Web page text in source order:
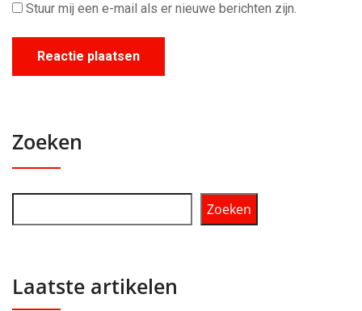
Stuur mij een e-mail als er nieuwe berichten zijn.
Zoeken
Zoeken
Laatste artikelen